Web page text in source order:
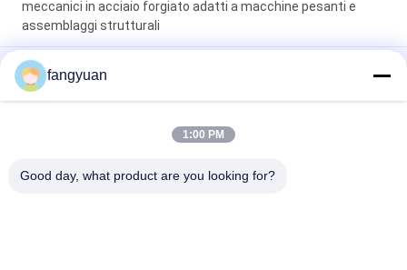
meccanici in acciaio forgiato adatti a macchine pesanti e
assemblaggi strutturali
Anelli forgiati in acciaio 42CrMo4 che offrono precisione
dimensionale da 1000 a 7800 mm, progettati per soddisfare
rigorosi standard meccanici
Durezza 240320 Anelli in acciaio forgiato con spessore 250
industriali pesanti
fangyuan
1:00 PM
Good day, what product are you looking for?